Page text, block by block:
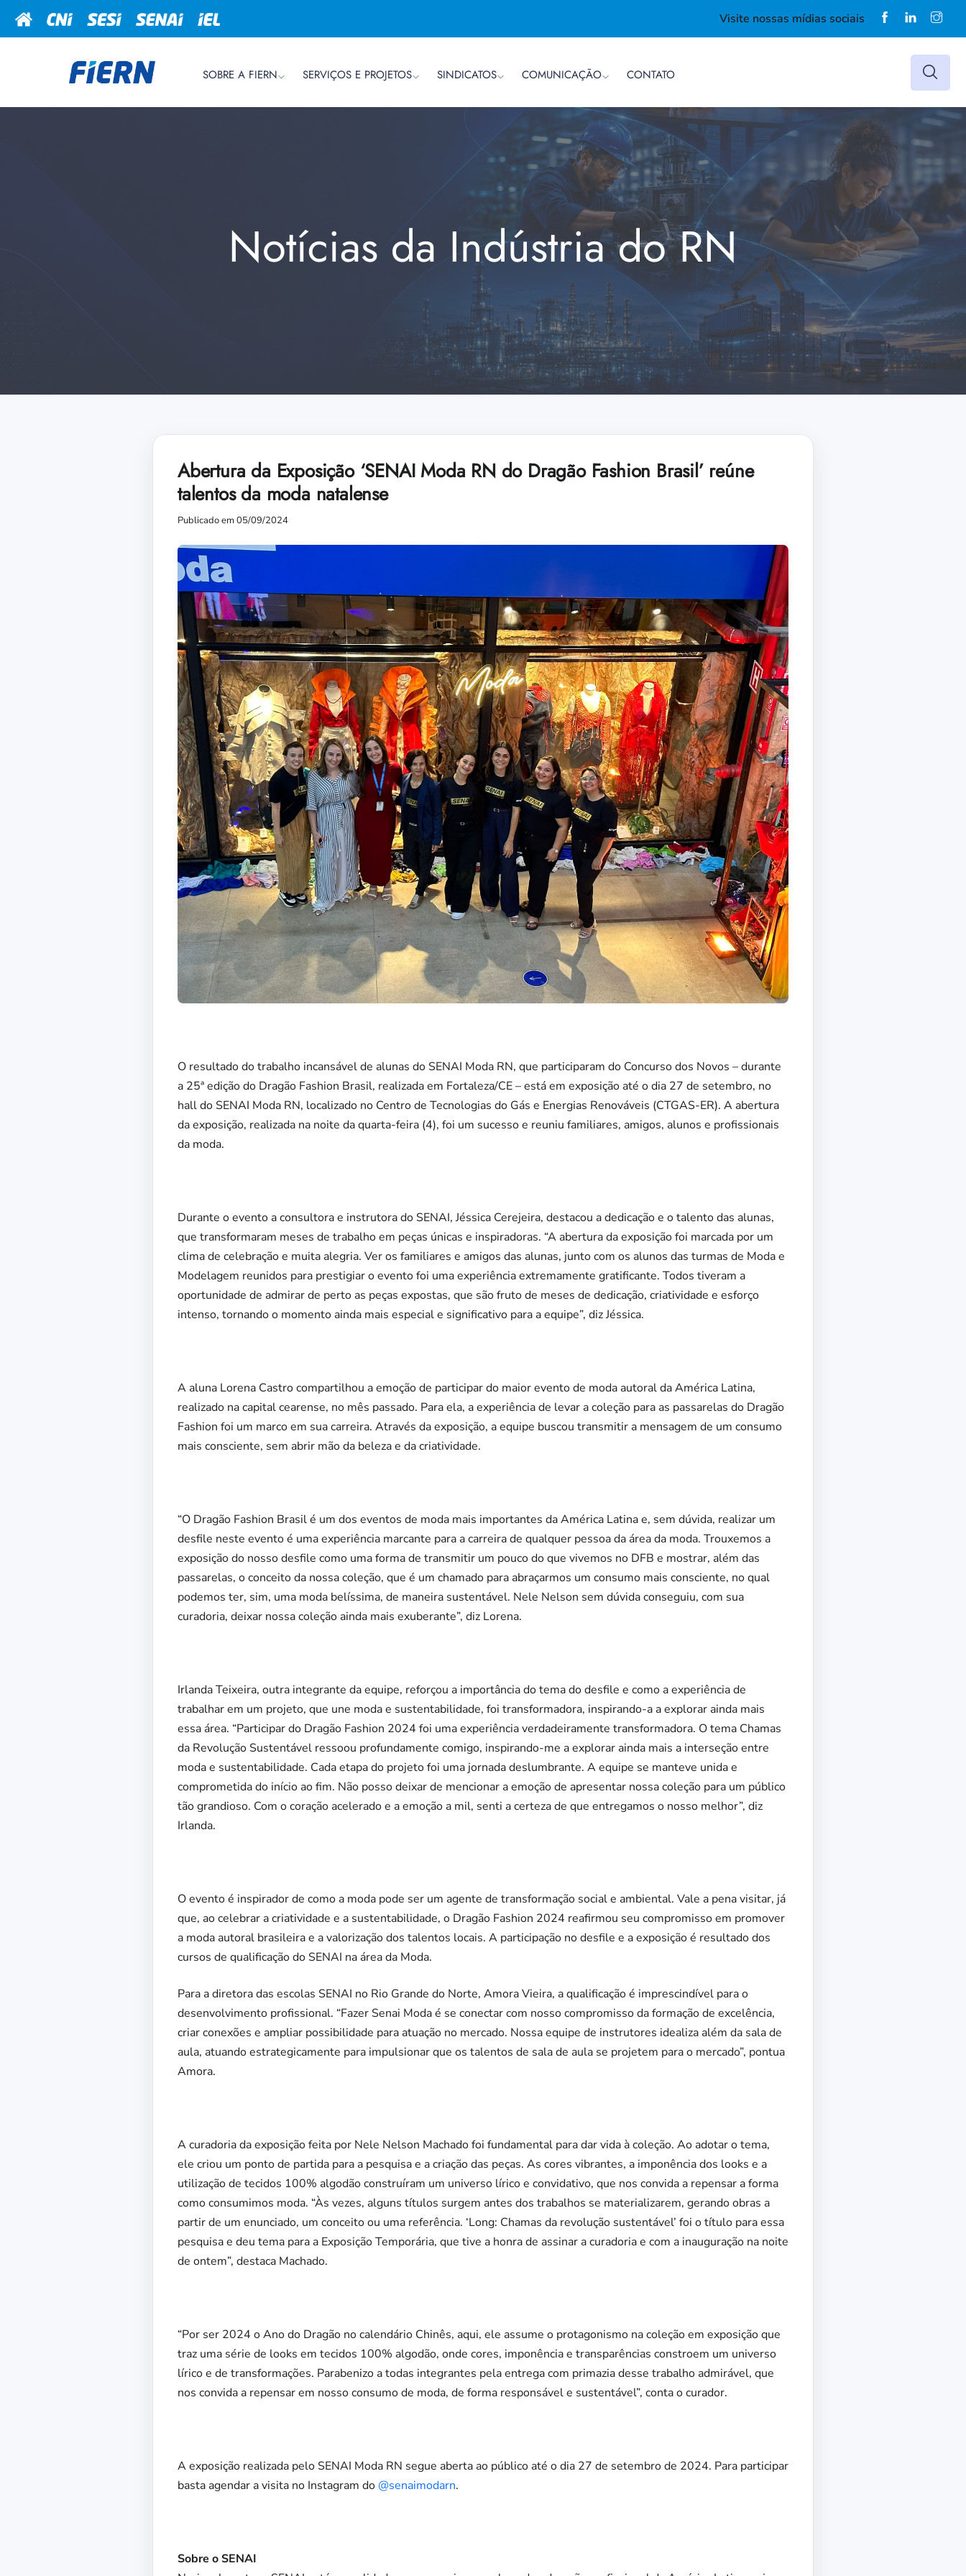
Visite nossas mídias sociais
SOBRE A FIERN SERVIÇOS E PROJETOS SINDICATOS COMUNICAÇÃO CONTATO
Notícias da Indústria do RN
Abertura da Exposição ‘SENAI Moda RN do Dragão Fashion Brasil’ reúne
talentos da moda natalense
Publicado em 05/09/2024
O resultado do trabalho incansável de alunas do SENAI Moda RN, que participaram do Concurso dos Novos – durante
a 25ª edição do Dragão Fashion Brasil, realizada em Fortaleza/CE – está em exposição até o dia 27 de setembro, no
hall do SENAI Moda RN, localizado no Centro de Tecnologias do Gás e Energias Renováveis (CTGAS-ER). A abertura
da exposição, realizada na noite da quarta-feira (4), foi um sucesso e reuniu familiares, amigos, alunos e profissionais
da moda.
Durante o evento a consultora e instrutora do SENAI, Jéssica Cerejeira, destacou a dedicação e o talento das alunas,
que transformaram meses de trabalho em peças únicas e inspiradoras. “A abertura da exposição foi marcada por um
clima de celebração e muita alegria. Ver os familiares e amigos das alunas, junto com os alunos das turmas de Moda e
Modelagem reunidos para prestigiar o evento foi uma experiência extremamente gratificante. Todos tiveram a
oportunidade de admirar de perto as peças expostas, que são fruto de meses de dedicação, criatividade e esforço
intenso, tornando o momento ainda mais especial e significativo para a equipe”, diz Jéssica.
A aluna Lorena Castro compartilhou a emoção de participar do maior evento de moda autoral da América Latina,
realizado na capital cearense, no mês passado. Para ela, a experiência de levar a coleção para as passarelas do Dragão
Fashion foi um marco em sua carreira. Através da exposição, a equipe buscou transmitir a mensagem de um consumo
mais consciente, sem abrir mão da beleza e da criatividade.
“O Dragão Fashion Brasil é um dos eventos de moda mais importantes da América Latina e, sem dúvida, realizar um
desfile neste evento é uma experiência marcante para a carreira de qualquer pessoa da área da moda. Trouxemos a
exposição do nosso desfile como uma forma de transmitir um pouco do que vivemos no DFB e mostrar, além das
passarelas, o conceito da nossa coleção, que é um chamado para abraçarmos um consumo mais consciente, no qual
podemos ter, sim, uma moda belíssima, de maneira sustentável. Nele Nelson sem dúvida conseguiu, com sua
curadoria, deixar nossa coleção ainda mais exuberante”, diz Lorena.
Irlanda Teixeira, outra integrante da equipe, reforçou a importância do tema do desfile e como a experiência de
trabalhar em um projeto, que une moda e sustentabilidade, foi transformadora, inspirando-a a explorar ainda mais
essa área. “Participar do Dragão Fashion 2024 foi uma experiência verdadeiramente transformadora. O tema Chamas
da Revolução Sustentável ressoou profundamente comigo, inspirando-me a explorar ainda mais a interseção entre
moda e sustentabilidade. Cada etapa do projeto foi uma jornada deslumbrante. A equipe se manteve unida e
comprometida do início ao fim. Não posso deixar de mencionar a emoção de apresentar nossa coleção para um público
tão grandioso. Com o coração acelerado e a emoção a mil, senti a certeza de que entregamos o nosso melhor”, diz
Irlanda.
O evento é inspirador de como a moda pode ser um agente de transformação social e ambiental. Vale a pena visitar, já
que, ao celebrar a criatividade e a sustentabilidade, o Dragão Fashion 2024 reafirmou seu compromisso em promover
a moda autoral brasileira e a valorização dos talentos locais. A participação no desfile e a exposição é resultado dos
cursos de qualificação do SENAI na área da Moda.
Para a diretora das escolas SENAI no Rio Grande do Norte, Amora Vieira, a qualificação é imprescindível para o
desenvolvimento profissional. “Fazer Senai Moda é se conectar com nosso compromisso da formação de excelência,
criar conexões e ampliar possibilidade para atuação no mercado. Nossa equipe de instrutores idealiza além da sala de
aula, atuando estrategicamente para impulsionar que os talentos de sala de aula se projetem para o mercado”, pontua
Amora.
A curadoria da exposição feita por Nele Nelson Machado foi fundamental para dar vida à coleção. Ao adotar o tema,
ele criou um ponto de partida para a pesquisa e a criação das peças. As cores vibrantes, a imponência dos looks e a
utilização de tecidos 100% algodão construíram um universo lírico e convidativo, que nos convida a repensar a forma
como consumimos moda. “Às vezes, alguns títulos surgem antes dos trabalhos se materializarem, gerando obras a
partir de um enunciado, um conceito ou uma referência. ‘Long: Chamas da revolução sustentável’ foi o título para essa
pesquisa e deu tema para a Exposição Temporária, que tive a honra de assinar a curadoria e com a inauguração na noite
de ontem”, destaca Machado.
“Por ser 2024 o Ano do Dragão no calendário Chinês, aqui, ele assume o protagonismo na coleção em exposição que
traz uma série de looks em tecidos 100% algodão, onde cores, imponência e transparências constroem um universo
lírico e de transformações. Parabenizo a todas integrantes pela entrega com primazia desse trabalho admirável, que
nos convida a repensar em nosso consumo de moda, de forma responsável e sustentável”, conta o curador.
A exposição realizada pelo SENAI Moda RN segue aberta ao público até o dia 27 de setembro de 2024. Para participar
basta agendar a visita no Instagram do @senaimodarn.
Sobre o SENAI